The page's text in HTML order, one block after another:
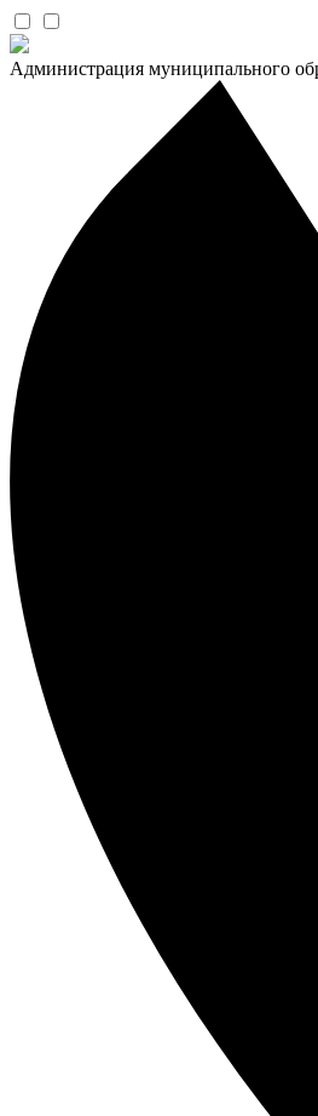
Администрация муниципального